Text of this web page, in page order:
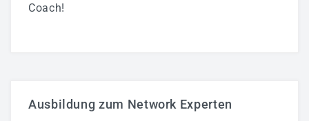
Coach!
Ausbildung zum Network Experten